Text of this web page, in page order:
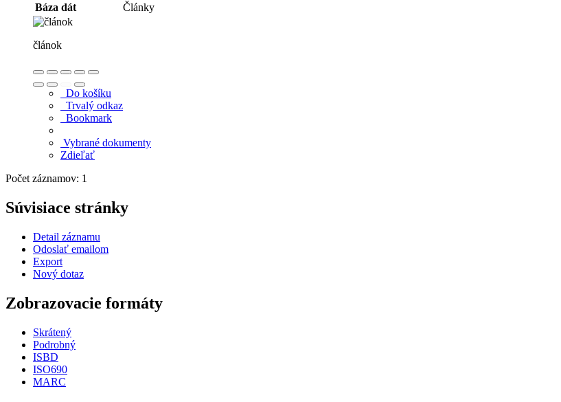
Báza dát
Články
článok
Do košíku
Trvalý odkaz
Bookmark
Vybrané dokumenty
Zdieľať
Počet záznamov: 1
Súvisiace stránky
Detail záznamu
Odoslať emailom
Export
Nový dotaz
Zobrazovacie formáty
Skrátený
Podrobný
ISBD
ISO690
MARC